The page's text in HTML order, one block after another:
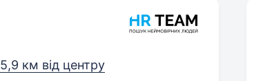
5,9 км від центру